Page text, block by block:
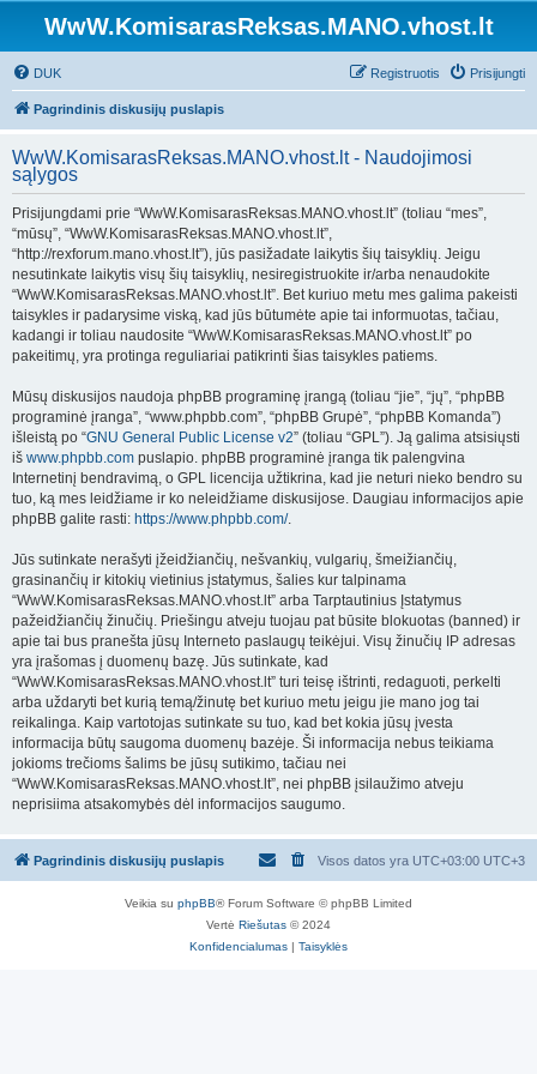
WwW.KomisarasReksas.MANO.vhost.lt
DUK Prisijungti
Registruotis
Pagrindinis diskusijų puslapis
WwW.KomisarasReksas.MANO.vhost.lt - Naudojimosi
sąlygos
Prisijungdami prie “WwW.KomisarasReksas.MANO.vhost.lt” (toliau “mes”,
“mūsų”, “WwW.KomisarasReksas.MANO.vhost.lt”,
“http://rexforum.mano.vhost.lt”), jūs pasižadate laikytis šių taisyklių. Jeigu
nesutinkate laikytis visų šių taisyklių, nesiregistruokite ir/arba nenaudokite
“WwW.KomisarasReksas.MANO.vhost.lt”. Bet kuriuo metu mes galima pakeisti
taisykles ir padarysime viską, kad jūs būtumėte apie tai informuotas, tačiau,
kadangi ir toliau naudosite “WwW.KomisarasReksas.MANO.vhost.lt” po
pakeitimų, yra protinga reguliariai patikrinti šias taisykles patiems.
Mūsų diskusijos naudoja phpBB programinę įrangą (toliau “jie”, “jų”, “phpBB
programinė įranga”, “www.phpbb.com”, “phpBB Grupė”, “phpBB Komanda”)
išleistą po “GNU General Public License v2” (toliau “GPL”). Ją galima atsisiųsti
iš www.phpbb.com puslapio. phpBB programinė įranga tik palengvina
Internetinį bendravimą, o GPL licencija užtikrina, kad jie neturi nieko bendro su
tuo, ką mes leidžiame ir ko neleidžiame diskusijose. Daugiau informacijos apie
phpBB galite rasti: https://www.phpbb.com/.
Jūs sutinkate nerašyti įžeidžiančių, nešvankių, vulgarių, šmeižiančių,
grasinančių ir kitokių vietinius įstatymus, šalies kur talpinama
“WwW.KomisarasReksas.MANO.vhost.lt” arba Tarptautinius Įstatymus
pažeidžiančių žinučių. Priešingu atveju tuojau pat būsite blokuotas (banned) ir
apie tai bus pranešta jūsų Interneto paslaugų teikėjui. Visų žinučių IP adresas
yra įrašomas į duomenų bazę. Jūs sutinkate, kad
“WwW.KomisarasReksas.MANO.vhost.lt” turi teisę ištrinti, redaguoti, perkelti
arba uždaryti bet kurią temą/žinutę bet kuriuo metu jeigu jie mano jog tai
reikalinga. Kaip vartotojas sutinkate su tuo, kad bet kokia jūsų įvesta
informacija būtų saugoma duomenų bazėje. Ši informacija nebus teikiama
jokioms trečioms šalims be jūsų sutikimo, tačiau nei
“WwW.KomisarasReksas.MANO.vhost.lt”, nei phpBB įsilaužimo atveju
neprisiima atsakomybės dėl informacijos saugumo.
Pagrindinis diskusijų puslapis Visos datos yra UTC+03:00 UTC+3
Veikia su phpBB® Forum Software © phpBB Limited
Vertė Riešutas © 2024
Konfidencialumas | Taisyklės